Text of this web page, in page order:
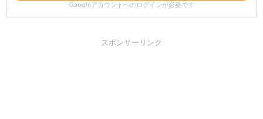
Googleアカウントへのログインが必要です
スポンサーリンク